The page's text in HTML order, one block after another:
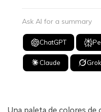
Ask AI for a summary
ChatGPT
Claude Grok